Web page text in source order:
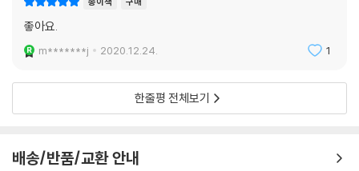
좋아요.
m*******j 2020.12.24. 1
한줄평 전체보기
배송/반품/교환 안내